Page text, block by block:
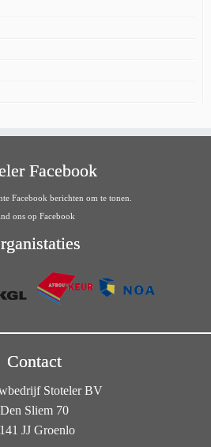
Facebook
Facebook berichten om te tonen.
ons op Facebook
Contact
Stoteler BV
Den Sliem 70
JJ Groenlo